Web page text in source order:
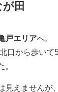
田
戸エリアへ。
口から歩いて
。
見えませんが